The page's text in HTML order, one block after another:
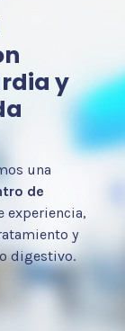
y
una
de
experiencia,
y
digestivo.